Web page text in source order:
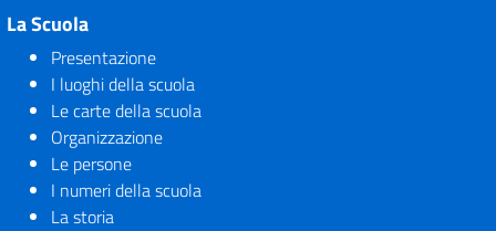
La Scuola
Presentazione
I luoghi della scuola
Le carte della scuola
Organizzazione
Le persone
I numeri della scuola
La storia